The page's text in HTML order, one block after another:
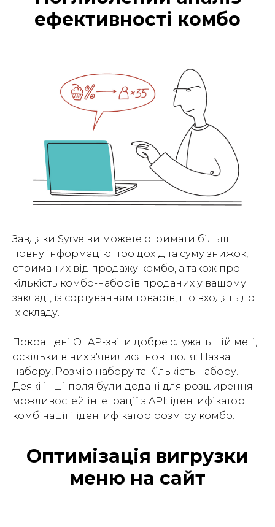
ефективності комбо
Завдяки Syrve ви можете отримати більш
повну інформацію про дохід та суму знижок,
отриманих від продажу комбо, а також про
кількість комбо-наборів проданих у вашому
закладі, із сортуванням товарів, що входять до
їх складу.
Покращені OLAP-звіти добре служать цій меті,
оскільки в них з'явилися нові поля: Назва
набору, Розмір набору та Кількість набору.
Деякі інші поля були додані для розширення
можливостей інтеграції з API: ідентифікатор
комбінації і ідентифікатор розміру комбо.
Оптимізація вигрузки
меню на сайт